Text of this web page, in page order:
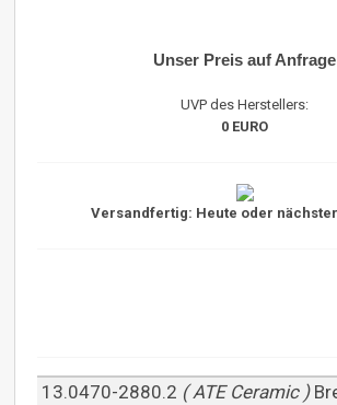
Unser Preis auf Anfrage
UVP des Herstellers:
0 EURO
Versandfertig: Heute oder
13.0470-2880.2 ( ATE Ceramic )